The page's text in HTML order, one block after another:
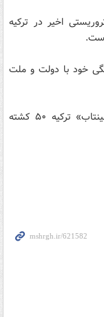
اخیر در ترکیه
خود با دولت و ملت
گفتنی است، انفجار تروریستی در شهر «غازی عینتاب» ترکیه ۵۰ کشته